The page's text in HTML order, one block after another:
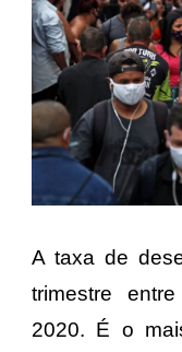
A taxa de
trimestre
2020. É o